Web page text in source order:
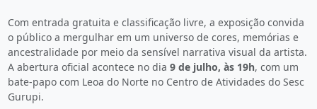
Com entrada gratuita e classificação livre, a exposição convida
o público a mergulhar em um universo de cores, memórias e
ancestralidade por meio da sensível narrativa visual da artista.
A abertura oficial acontece no dia 9 de julho, às 19h, com um
bate-papo com Leoa do Norte no Centro de Atividades do Sesc
Gurupi.